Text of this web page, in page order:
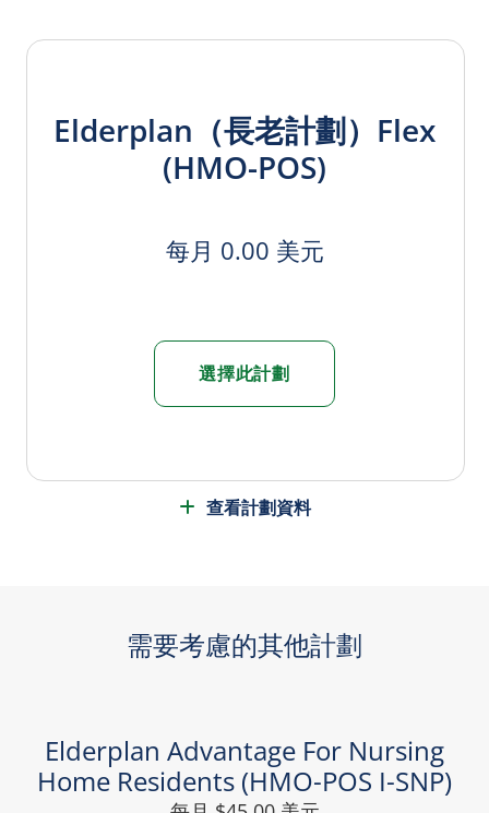
Elderplan（長老計劃）Flex
(HMO-POS)
每月 0.00 美元
選擇此計劃
查看計劃資料
需要考慮的其他計劃
Elderplan Advantage For Nursing
Home Residents (HMO-POS I-SNP)